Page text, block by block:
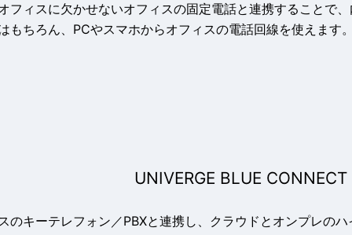
フィスに欠かせないオフィスの固定電話と連携することで
もちろん、PCやスマホからオフィスの電話回線を使えます
UNIVERGE BLUE CONNECT
のキーテレフォン／PBXと連携し、クラウドとオンプレの